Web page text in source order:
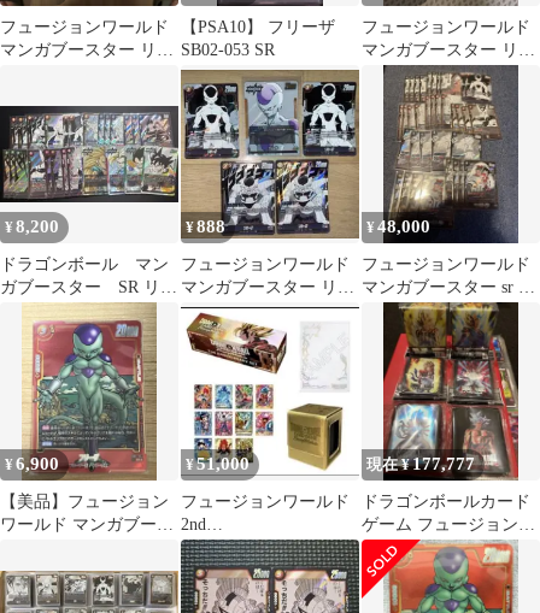
フュージョンワールド
マンガブースター リー
【PSA10】 フリーザ
SB02-053 SR
フュージョンワールド
マンガブースター リー
ダー フリーザ FS04-01
¥8,200
ドラゴンボール マン
ガブースター SR リー
ダー チチ まとめ売
¥888
フュージョンワールド
マンガブースター リー
ダー フリーザ まとめ売
り
¥48,000
フュージョンワールド
マンガブースター sr 35
枚 まとめ売り
¥6,900
【美品】フュージョン
ワールド マンガブース
レル
¥51,000
フュージョンワールド
2nd
ANNIVERSARYSET お
まけ付き
現在 ¥177,777
ドラゴンボールカード
ゲーム フュージョンワ
ールド 引退品